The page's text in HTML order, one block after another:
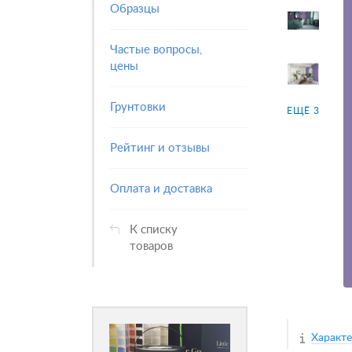
Образцы
Частые вопросы,
цены
Грунтовки
Рейтинг и отзывы
Оплата и доставка
К списку
товаров
ЕЩЁ 3